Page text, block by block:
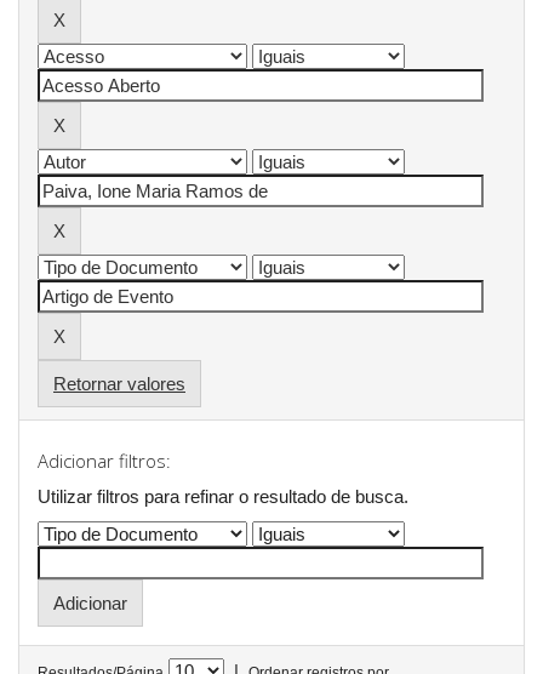
Retornar valores
Adicionar filtros:
Utilizar filtros para refinar o resultado de busca.